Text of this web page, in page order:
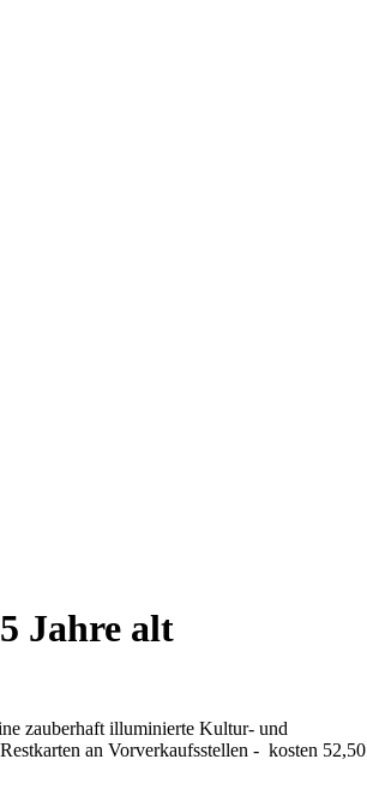
Jahre alt
zauberhaft illuminierte Kultur- und
an Vorverkaufsstellen - kosten 52,50